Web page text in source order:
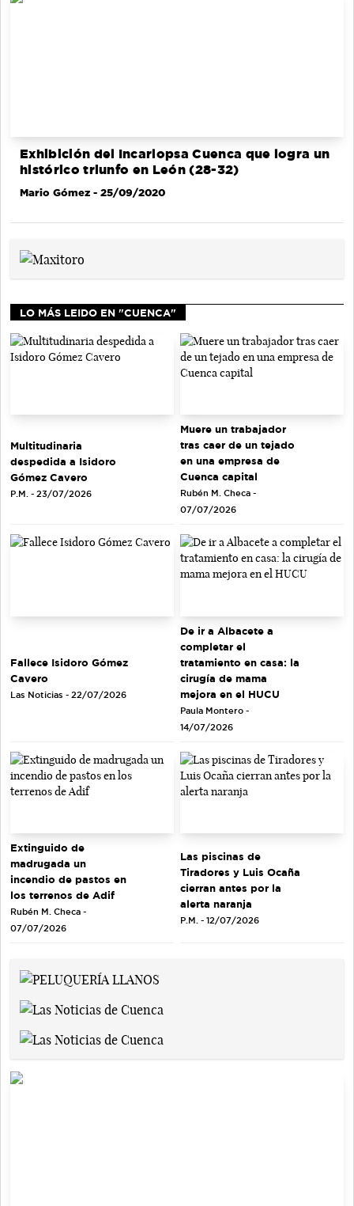
Exhibición del Incarlopsa Cuenca que logra un
histórico triunfo en León (28-32)
Mario Gómez - 25/09/2020
LO MÁS LEIDO EN "CUENCA"
Multitudinaria
despedida a Isidoro
Gómez Cavero
P.M. - 23/07/2026
Muere un trabajador
tras caer de un tejado
en una empresa de
Cuenca capital
Rubén M. Checa -
07/07/2026
Fallece Isidoro Gómez
Cavero
Las Noticias - 22/07/2026
De ir a Albacete a
completar el
tratamiento en casa: la
cirugía de mama
mejora en el HUCU
Paula Montero -
14/07/2026
Extinguido de
madrugada un
incendio de pastos en
los terrenos de Adif
Rubén M. Checa -
07/07/2026
Las piscinas de
Tiradores y Luis Ocaña
cierran antes por la
alerta naranja
P.M. - 12/07/2026